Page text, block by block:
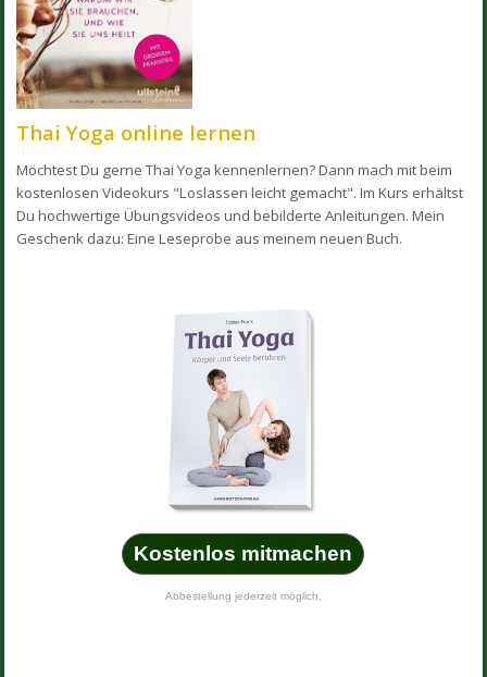
Thai Yoga online lernen
Möchtest Du gerne Thai Yoga kennenlernen? Dann mach mit beim
kostenlosen Videokurs "Loslassen leicht gemacht". Im Kurs erhältst
Du hochwertige Übungsvideos und bebilderte Anleitungen.Mein
Geschenk dazu: Eine Leseprobe aus meinem neuen Buch.
Kostenlos mitmachen
Abbestellung jederzeit möglich.